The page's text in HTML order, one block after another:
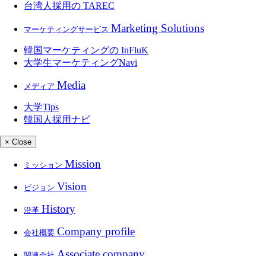
台湾人採用の TAREC
マーケティングサービス Marketing Solutions
韓国マーケティングの InFluK
大学生マーケティングNavi
メディア Media
大学Tips
韓国人採用ナビ
× Close
ミッション Mission
ビジョン Vision
沿革 History
会社概要 Company profile